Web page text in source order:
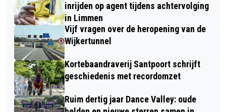
inrijden op agent tijdens achtervolging
in Limmen
Vijf vragen over de heropening van de
Wijkertunnel
Kortebaandraverij Santpoort schrijft
geschiedenis met recordomzet
Ruim dertig jaar Dance Valley: oude